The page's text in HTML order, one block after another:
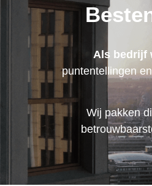
Als bedrijf
puntentellingen
Wij pakken